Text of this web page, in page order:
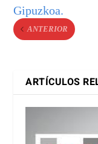
Gipuzkoa.
ANTERIOR
ARTÍCULOS